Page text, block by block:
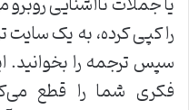
را کپی کرده، به یک سایت
سپس ترجمه را بخوانید.
فکری شما را قطع